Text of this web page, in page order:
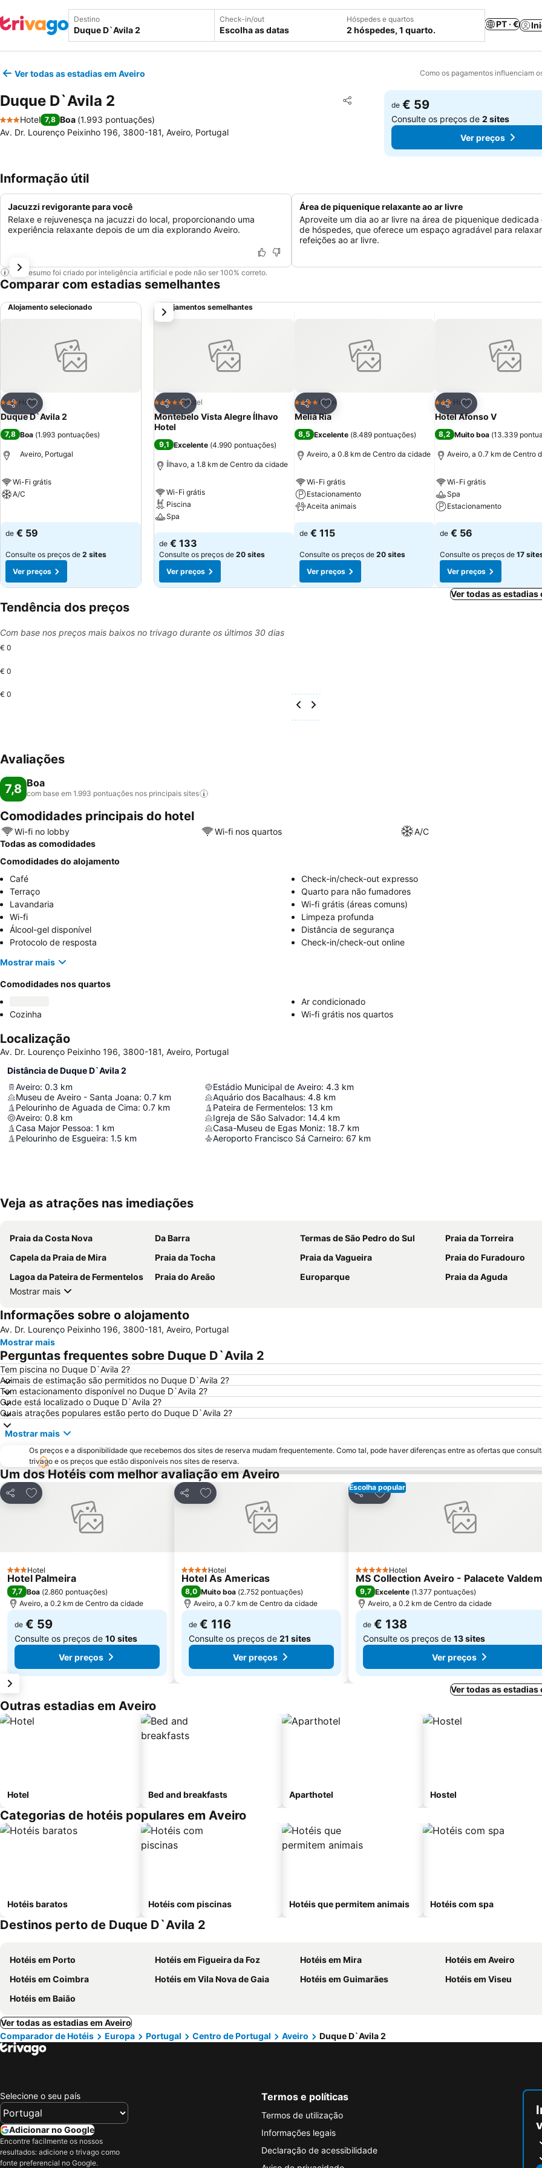
Destino Check-in/out
Escolha as datas
Hóspedes e quartos
2 hóspedes, 1 quarto.
PT · €
Ver todas as estadias em Aveiro Como os pagamentos influenciam
Duque D`Avila 2 Partilhar
Adicionar aos favoritos
3 Estrelas
Hotel 7,8 Boa (1.993 pontuações)
Av. Dr. Lourenço Peixinho 196, 3800-181, Aveiro, Portugal
de € 59
Consulte os preços de2 sites
Ver preços
Informação útil
Jacuzzi revigorante para você
Relaxe e rejuvenesça na jacuzzi do local, proporcionando uma
experiência relaxante depois de um dia explorando Aveiro.
Área de piquenique relaxante ao ar livre
Aproveite um dia ao ar livre na área de piquenique dedicada
de hóspedes, que oferece um espaço agradável para
refeições ao ar livre.
Este resumo foi criado por inteligência artificial e pode não ser 100% correto.
Comparar com estadias semelhantes
Alojamento selecionado
Partilhar
Adicionar aos favoritos
3 Estrelas
Hotel
Duque D`Avila 2
7,8 Boa (1.993 pontuações)
Aveiro, Portugal
Wi-Fi grátis
A/C
de € 59
Consulte os preços de 2 sites
Ver preços
Alojamentos semelhantes
Partilhar
Adicionar aos favoritos
5 EstrelasHotel
Montebelo Vista Alegre Ílhavo
Hotel
9,1 Excelente (4.990 pontuações)
Ílhavo, a 1.8 km de Centro da cidade
Wi-Fi grátis
Piscina
Spa
Ver preços
de € 133
Consulte os preços de 20 sites
Ver preços
Partilhar
Adicionar aos favoritos
4 EstrelasHotel
Meliá Ria
8,5 Excelente (8.489 pontuações)
Aveiro, a 0.8 km de Centro da cidade
Wi-Fi grátis
Estacionamento
Aceita animais
Ver preços
de € 115
Consulte os preços de 20 sites
Ver preços
Partilhar
Adicionar aos
3 Estrelas
Hotel
Hotel Afonso V
8,2 Muito boa (13.339
Aveiro, a 0.7 km de Centro
Wi-Fi grátis
Spa
Estacionamento
Ver preços
de € 56
Consulte os preços de 17
Ver preços
próximo
Ver todas as estadias
Tendência dos preços
Com base nos preços mais baixos no trivago durante os últimos 30 dias
€ 0
€ 0
€ 0
Avaliações
7,8 Boa
com base em 1.993 pontuações nos principais sites
Comodidades principais do hotel
Wi-fi no lobby Wi-fi nos quartos
A/C
Todas as comodidades
Comodidades do alojamento
Café
Check-in/check-out expresso
Terraço
Quarto para não fumadores
Lavandaria
Wi-fi grátis (áreas comuns)
Wi-fi
Limpeza profunda
Álcool-gel disponível
Distância de segurança
Protocolo de resposta
Check-in/check-out online
Mostrar mais
Comodidades nos quartos
Ar condicionado
Cozinha
Wi-fi grátis nos quartos
Localização
Av. Dr. Lourenço Peixinho 196, 3800-181, Aveiro, Portugal
Distância de Duque D`Avila 2
Aveiro: 0.3 km
Museu de Aveiro - Santa Joana: 0.7 km
Pelourinho de Aguada de Cima: 0.7 km
Aveiro: 0.8 km
Casa Major Pessoa: 1 km
Pelourinho de Esgueira: 1.5 km
Estádio Municipal de Aveiro: 4.3 km
Aquário dos Bacalhaus: 4.8 km
Pateira de Fermentelos: 13 km
Igreja de São Salvador: 14.4 km
Casa-Museu de Egas Moniz: 18.7 km
Aeroporto Francisco Sá Carneiro: 67 km
Veja as atrações nas imediações
Praia da Costa Nova Da Barra Termas de São Pedro do Sul
Praia da Torreira
Capela da Praia de Mira
Praia da Tocha Praia da Vagueira
Praia do Furadouro
Lagoa da Pateira de Fermentelos
Praia do Areão Europarque
Praia da Aguda
Mostrar mais
Informações sobre o alojamento
Av. Dr. Lourenço Peixinho 196, 3800-181, Aveiro, Portugal
Mostrar mais
Perguntas frequentes sobre Duque D`Avila 2
Tem piscina no Duque D`Avila 2?
Animais de estimação são permitidos no Duque D`Avila 2?
Tem estacionamento disponível no Duque D`Avila 2?
Onde está localizado o Duque D`Avila 2?
Quais atrações populares estão perto do Duque D`Avila 2?
Mostrar mais
Os preços e a disponibilidade que recebemos dos sites de reserva mudam frequentemente. Como tal, pode haver diferenças entre as ofertas que
trivago e os preços que estão disponíveis nos sites de reserva.
Um dos Hotéis com melhor avaliação em Aveiro
Partilhar
Adicionar aos favoritos
3 Estrelas
Hotel
Hotel Palmeira
7,7 Boa (2.860 pontuações)
Aveiro, a 0.2 km de Centro da cidade
de € 59
Consulte os preços de 10 sites
Ver preços
Partilhar
Adicionar aos favoritos
4 Estrelas
Hotel
Hotel As Americas
8,0 Muito boa (2.752 pontuações)
Aveiro, a 0.7 km de Centro da cidade
de € 116
Consulte os preços de 21 sites
Ver preços
Escolha popular
Partilhar
Adicionar aos favoritos
5 EstrelasHotel
MS Collection Aveiro - Palacete
9,7 Excelente (1.377 pontuações)
Aveiro, a 0.2 km de Centro da cidade
de € 138
Consulte os preços de 13 sites
Ver preços
Ver todas as estadias
Outras estadias em Aveiro
Hotel Bed and breakfasts Aparthotel Hostel
Categorias de hotéis populares em Aveiro
Hotéis baratos Hotéis com piscinas Hotéis que permitem animais Hotéis com spa
Destinos perto de Duque D`Avila 2
Hotéis em Porto Hotéis em Figueira da Foz Hotéis em Mira
Hotéis em Aveiro
Hotéis em Coimbra
Hotéis em Vila Nova de Gaia Hotéis em Guimarães
Hotéis em Viseu
Hotéis em Baião
Ver todas as estadias em Aveiro
Comparador de Hotéis
Europa Portugal Centro de Portugal Aveiro Duque D`Avila 2
Selecione o seu país
Adicionar no Google
Encontre facilmente os nossos
resultados: adicione o trivago como
fonte preferencial no Google.
Termos e políticas
Termos de utilização
Informações legais
Declaração de acessibilidade